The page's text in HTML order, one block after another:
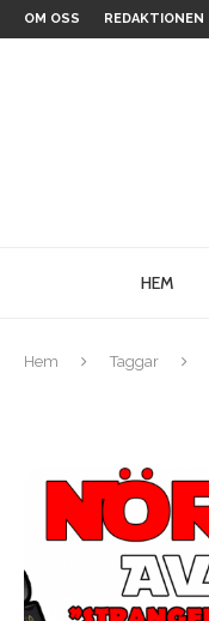
OM OSS REDAKTIONEN
HEM
Hem Taggar